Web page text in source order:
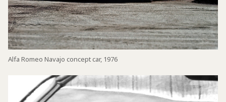
Alfa Romeo Navajo concept car, 1976